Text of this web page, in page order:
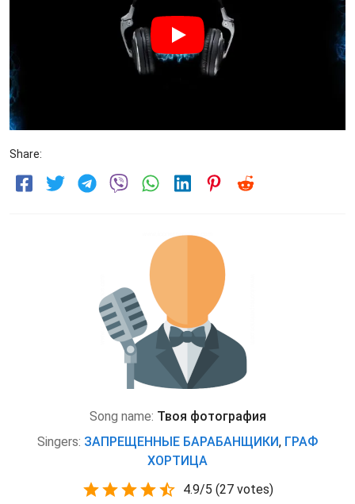
Share:
Song name: Твоя фотография
Singers: ЗАПРЕЩЕННЫЕ БАРАБАНЩИКИ, ГРАФ
ХОРТИЦА
4.9/5 (27 votes)